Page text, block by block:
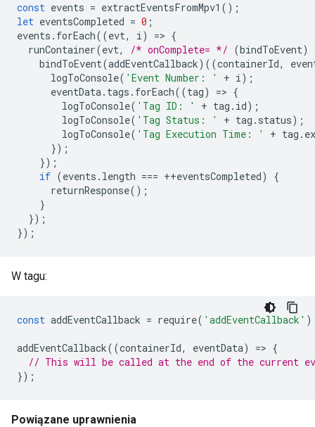
const events = extractEventsFromMpv1 ();
let eventsCompleted = 0 ;
events . forEach((evt, i) => {
runContainer(evt, /* onComplete= */ (bindToEvent)
bindToEvent(addEventCallback)((containerId,
logToConsole( 'Event Number: ' + i);
eventData. tags . forEach((tag) => {
logToConsole( 'Tag ID: ' + tag . id);
logToConsole( 'Tag Status: ' + tag . status);
logToConsole( 'Tag Execution Time: ' + tag .
});
});
if (events . length === ++eventsCompleted)
{
returnResponse();
}
});
});
W tagu:
const addEventCallback = require( 'addEventCallback'
addEventCallback((containerId, eventData) => {
// This will be called at the end of the current
});
Powiązane uprawnienia